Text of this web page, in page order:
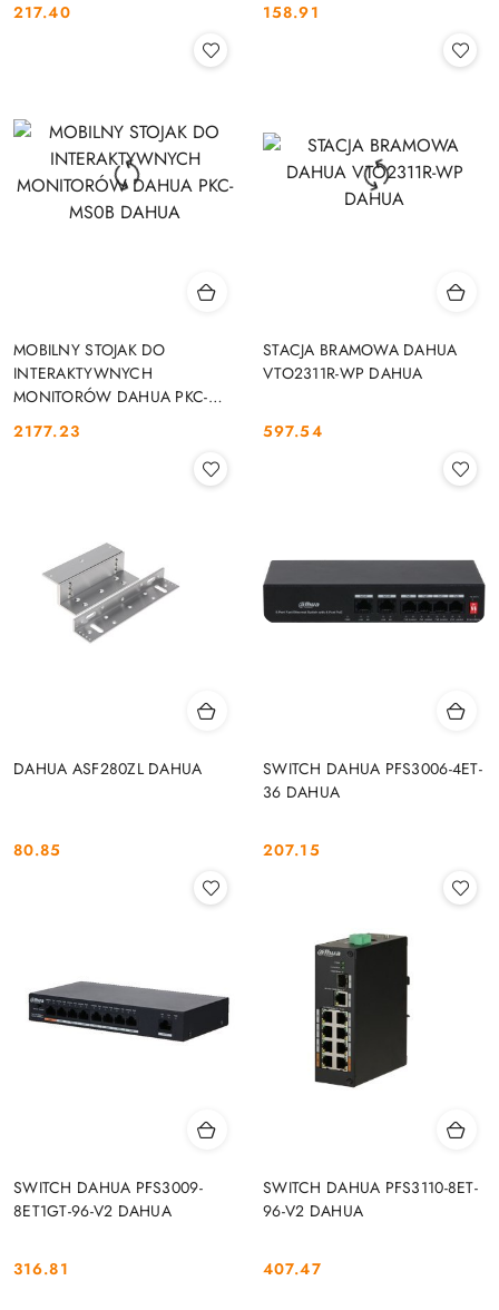
Cena:
217.40 Cena:
158.91
MOBILNY STOJAK DO
INTERAKTYWNYCH
MONITORÓW DAHUA PKC-
MS0B DAHUA
Cena:
2177.23
STACJA BRAMOWA DAHUA
VTO2311R-WP DAHUA
Cena:
597.54
DAHUA ASF280ZL DAHUA
Cena:
80.85
SWITCH DAHUA PFS3006-4ET-
36 DAHUA
Cena:
207.15
SWITCH DAHUA PFS3009-
8ET1GT-96-V2 DAHUA
Cena:
316.81
SWITCH DAHUA PFS3110-8ET-
96-V2 DAHUA
Cena:
407.47